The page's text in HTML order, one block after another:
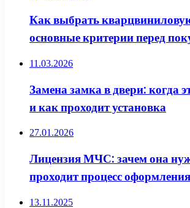
Как выбрать
основные критерии перед
11.03.2026
Замена замка в двери: когда
и как проходит установка
27.01.2026
Лицензия МЧС: зачем она
проходит процесс оформления
13.11.2025